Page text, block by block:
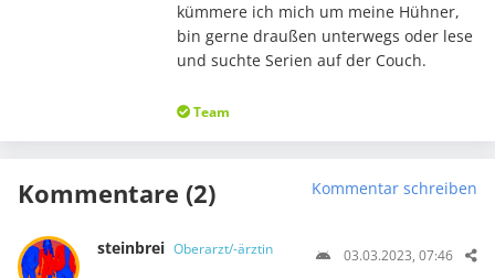
kümmere ich mich um meine Hühner,
bin gerne draußen unterwegs oder lese
und suchte Serien auf der Couch.
Team
Kommentare (2) Kommentar schreiben
steinbrei Oberarzt/-ärztin 03.03.2023, 07:46